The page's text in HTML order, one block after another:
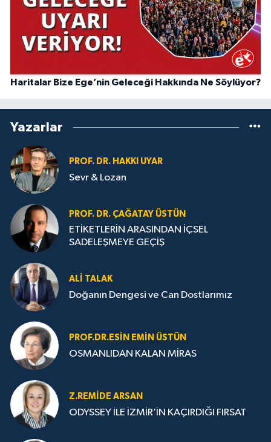
Haritalar Bize Ege’nin Geleceği Hakkında Ne Söylüyor?
Yazarlar
PROF. DR. HAKKI UYAR
Sevr & Lozan
PROF. DR. ÇAĞATAY ÜSTÜN
ETİKETLERİN ARASINDAN İÇSEL
SADELEŞMEYE GEÇİŞ
ALI TALAK
Doğanın Dengesi ve Can Dostlarımız
PROF.DR.ESIN EMIN ÜSTÜN
OSMANLIDAN KALAN MİRAS
Z.REMIDE ARSAN
ODYSSEY İLE İZMİR’İN KAÇIRDIĞI FIRSAT